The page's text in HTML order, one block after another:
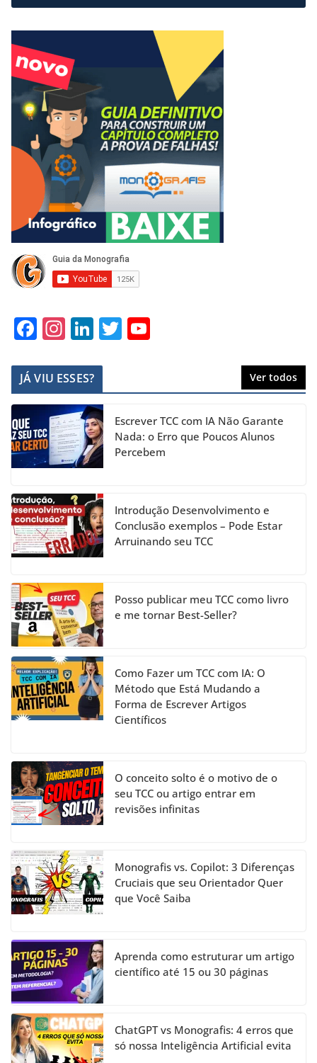
F
c
e
b
o
o
k
In
a
gr
a
m
Li
k
e
dI
n
T
er T
u
b
e
h
a
n
el
JÁ VIU ESSES? Ver todos
Escrever TCC com IA Não Garante
Nada: o Erro que Poucos Alunos
Percebem
Introdução Desenvolvimento e
Conclusão exemplos – Pode Estar
Arruinando seu TCC
Posso publicar meu TCC como livro
e me tornar Best-Seller?
Como Fazer um TCC com IA: O
Método que Está Mudando a
Forma de Escrever Artigos
Científicos
O conceito solto é o motivo de o
seu TCC ou artigo entrar em
revisões infinitas
Monografis vs. Copilot: 3 Diferenças
Cruciais que seu Orientador Quer
que Você Saiba
Aprenda como estruturar um artigo
científico até 15 ou 30 páginas
ChatGPT vs Monografis: 4 erros que
só nossa Inteligência Artificial evita